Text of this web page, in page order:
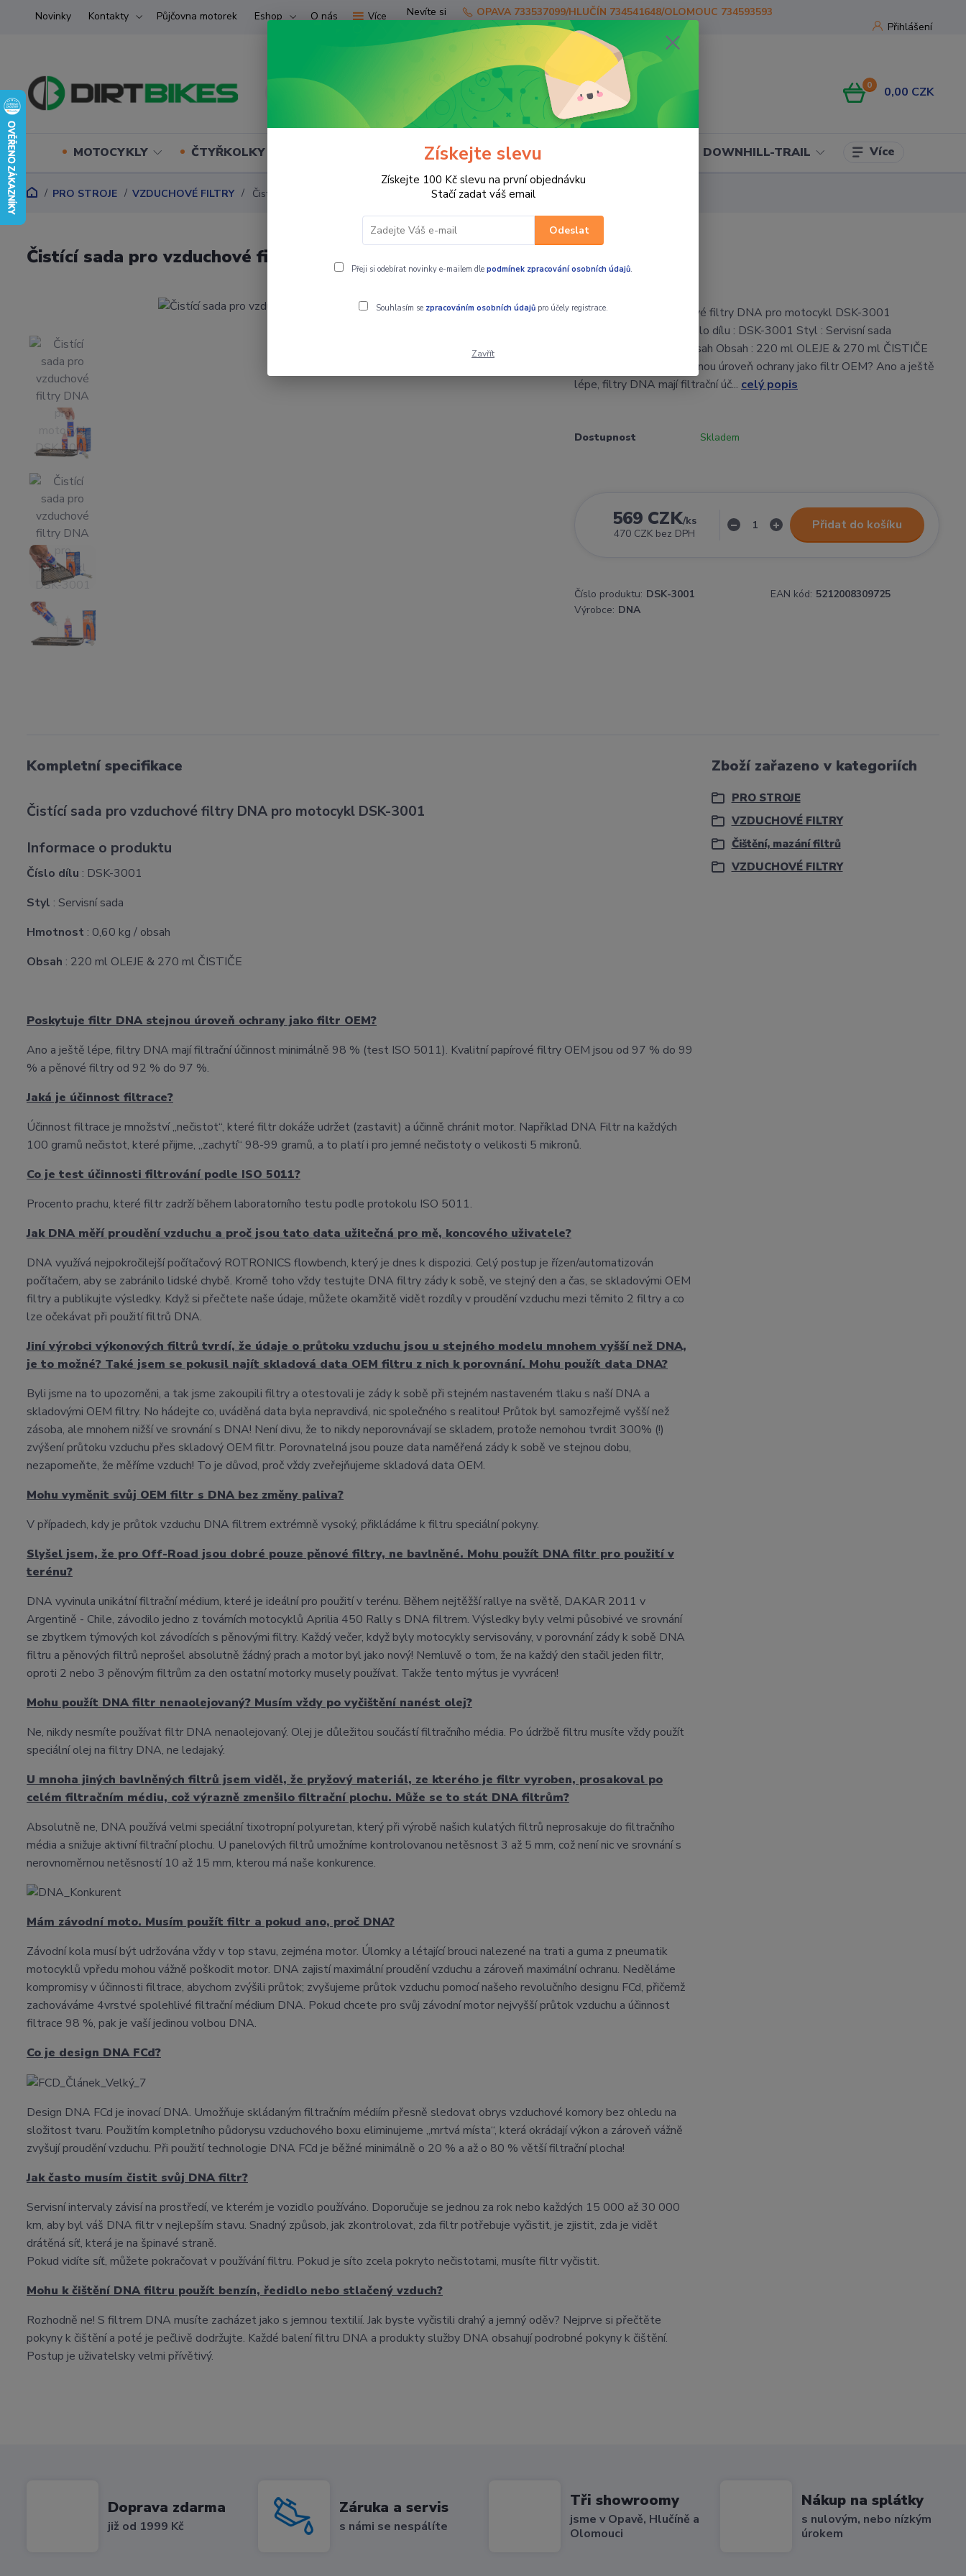
Novinky Kontakty Půjčovna motorek Eshop O nás Více
Přihlášení
Hledat
Nevíte si
rady?
Zavolejte.
OPAVA 733537099/HLUČÍN 734541648/OLOMOUC 734593593
0 0,00 CZK
MOTOCYKLY ČTYŘKOLKY (ATV) UTV SKÚTRY PRO JEZDCE DOWNHILL-TRAIL Více
PRO STROJE VZDUCHOVÉ FILTRY Čistící sada pro vzduchové filtry DNA pro motocykl DSK-3001
Čistící sada pro vzduchové filtry DNA pro motocykl DSK-3001
Čistící sada pro vzduchové filtry DNA pro motocykl DSK-3001
Informace o produktu Číslo dílu : DSK-3001 Styl : Servisní sada
Hmotnost : 0,60 kg / obsah Obsah : 220 ml OLEJE & 270 ml ČISTIČE
Poskytuje filtr DNA stejnou úroveň ochrany jako filtr OEM? Ano a ještě
lépe, filtry DNA mají filtrační úč... celý popis
Dostupnost Skladem
569 CZK/ks
470 CZK bez DPH
Přidat do košíku
Číslo produktu: DSK-3001 EAN kód: 5212008309725
Výrobce: DNA
Kompletní specifikace
Čistící sada pro vzduchové filtry DNA pro motocykl DSK-3001
Informace o produktu
Číslo dílu : DSK-3001
Styl : Servisní sada
Hmotnost : 0,60 kg / obsah
Obsah : 220 ml OLEJE & 270 ml ČISTIČE
Poskytuje filtr DNA stejnou úroveň ochrany jako filtr OEM?
Ano a ještě lépe, filtry DNA mají filtrační účinnost minimálně 98 % (test ISO 5011). Kvalitní papírové filtry OEM jsou od 97 % do 99
% a pěnové filtry od 92 % do 97 %.
Jaká je účinnost filtrace?
Účinnost filtrace je množství „nečistot“, které filtr dokáže udržet (zastavit) a účinně chránit motor. Například DNA Filtr na každých
100 gramů nečistot, které přijme, „zachytí“ 98-99 gramů, a to platí i pro jemné nečistoty o velikosti 5 mikronů.
Co je test účinnosti filtrování podle ISO 5011?
Procento prachu, které filtr zadrží během laboratorního testu podle protokolu ISO 5011.
Jak DNA měří proudění vzduchu a proč jsou tato data užitečná pro mě, koncového uživatele?
DNA využívá nejpokročilejší počítačový ROTRONICS flowbench, který je dnes k dispozici. Celý postup je řízen/automatizován
počítačem, aby se zabránilo lidské chybě. Kromě toho vždy testujte DNA filtry zády k sobě, ve stejný den a čas, se skladovými OEM
filtry a publikujte výsledky. Když si přečtete naše údaje, můžete okamžitě vidět rozdíly v proudění vzduchu mezi těmito 2 filtry a co
lze očekávat při použití filtrů DNA.
Jiní výrobci výkonových filtrů tvrdí, že údaje o průtoku vzduchu jsou u stejného modelu mnohem vyšší než DNA,
je to možné? Také jsem se pokusil najít skladová data OEM filtru z nich k porovnání. Mohu použít data DNA?
Byli jsme na to upozorněni, a tak jsme zakoupili filtry a otestovali je zády k sobě při stejném nastaveném tlaku s naší DNA a
skladovými OEM filtry. No hádejte co, uváděná data byla nepravdivá, nic společného s realitou! Průtok byl samozřejmě vyšší než
zásoba, ale mnohem nižší ve srovnání s DNA! Není divu, že to nikdy neporovnávají se skladem, protože nemohou tvrdit 300% (!)
zvýšení průtoku vzduchu přes skladový OEM filtr. Porovnatelná jsou pouze data naměřená zády k sobě ve stejnou dobu,
nezapomeňte, že měříme vzduch! To je důvod, proč vždy zveřejňujeme skladová data OEM.
Mohu vyměnit svůj OEM filtr s DNA bez změny paliva?
V případech, kdy je průtok vzduchu DNA filtrem extrémně vysoký, přikládáme k filtru speciální pokyny.
Slyšel jsem, že pro Off-Road jsou dobré pouze pěnové filtry, ne bavlněné. Mohu použít DNA filtr pro použití v
terénu?
DNA vyvinula unikátní filtrační médium, které je ideální pro použití v terénu. Během nejtěžší rallye na světě, DAKAR 2011 v
Argentině - Chile, závodilo jedno z továrních motocyklů Aprilia 450 Rally s DNA filtrem. Výsledky byly velmi působivé ve srovnání
se zbytkem týmových kol závodících s pěnovými filtry. Každý večer, když byly motocykly servisovány, v porovnání zády k sobě DNA
filtru a pěnových filtrů neprošel absolutně žádný prach a motor byl jako nový! Nemluvě o tom, že na každý den stačil jeden filtr,
oproti 2 nebo 3 pěnovým filtrům za den ostatní motorky musely používat. Takže tento mýtus je vyvrácen!
Mohu použít DNA filtr nenaolejovaný? Musím vždy po vyčištění nanést olej?
Ne, nikdy nesmíte používat filtr DNA nenaolejovaný. Olej je důležitou součástí filtračního média. Po údržbě filtru musíte vždy použít
speciální olej na filtry DNA, ne ledajaký.
U mnoha jiných bavlněných filtrů jsem viděl, že pryžový materiál, ze kterého je filtr vyroben, prosakoval po
celém filtračním médiu, což výrazně zmenšilo filtrační plochu. Může se to stát DNA filtrům?
Absolutně ne, DNA používá velmi speciální tixotropní polyuretan, který při výrobě našich kulatých filtrů neprosakuje do filtračního
média a snižuje aktivní filtrační plochu. U panelových filtrů umožníme kontrolovanou netěsnost 3 až 5 mm, což není nic ve srovnání s
nerovnoměrnou netěsností 10 až 15 mm, kterou má naše konkurence.
Mám závodní moto. Musím použít filtr a pokud ano, proč DNA?
Závodní kola musí být udržována vždy v top stavu, zejména motor. Úlomky a létající brouci nalezené na trati a guma z pneumatik
motocyklů vpředu mohou vážně poškodit motor. DNA zajistí maximální proudění vzduchu a zároveň maximální ochranu. Neděláme
kompromisy v účinnosti filtrace, abychom zvýšili průtok; zvyšujeme průtok vzduchu pomocí našeho revolučního designu FCd, přičemž
zachováváme 4vrstvé spolehlivé filtrační médium DNA. Pokud chcete pro svůj závodní motor nejvyšší průtok vzduchu a účinnost
filtrace 98 %, pak je vaší jedinou volbou DNA.
Co je design DNA FCd?
Design DNA FCd je inovací DNA. Umožňuje skládaným filtračním médiím přesně sledovat obrys vzduchové komory bez ohledu na
složitost tvaru. Použitím kompletního půdorysu vzduchového boxu eliminujeme „mrtvá místa“, která okrádají výkon a zároveň vážně
zvyšují proudění vzduchu. Při použití technologie DNA FCd je běžné minimálně o 20 % a až o 80 % větší filtrační plocha!
Jak často musím čistit svůj DNA filtr?
Servisní intervaly závisí na prostředí, ve kterém je vozidlo používáno. Doporučuje se jednou za rok nebo každých 15 000 až 30 000
km, aby byl váš DNA filtr v nejlepším stavu. Snadný způsob, jak zkontrolovat, zda filtr potřebuje vyčistit, je zjistit, zda je vidět
drátěná síť, která je na špinavé straně.
Pokud vidíte síť, můžete pokračovat v používání filtru. Pokud je síto zcela pokryto nečistotami, musíte filtr vyčistit.
Mohu k čištění DNA filtru použít benzín, ředidlo nebo stlačený vzduch?
Rozhodně ne! S filtrem DNA musíte zacházet jako s jemnou textilií. Jak byste vyčistili drahý a jemný oděv? Nejprve si přečtěte
pokyny k čištění a poté je pečlivě dodržujte. Každé balení filtru DNA a produkty služby DNA obsahují podrobné pokyny k čištění.
Postup je uživatelsky velmi přívětivý.
Zboží zařazeno v kategoriích
PRO STROJE
VZDUCHOVÉ FILTRY
Čištění, mazání filtrů
VZDUCHOVÉ FILTRY
Doprava zdarma
již od 1999 Kč
Záruka a servis
s námi se nespálíte
Tři showroomy
jsme v Opavě, Hlučíně a
Olomouci
Nákup na splátky
s nulovým, nebo nízkým
úrokem
Získejte slevu
Získejte 100 Kč slevu na první objednávku
Stačí zadat váš email
Odeslat
Přeji si odebírat novinky e-mailem dle podmínek zpracování osobních údajů.
Souhlasím se zpracováním osobních údajůpro účely registrace.
Zavřít